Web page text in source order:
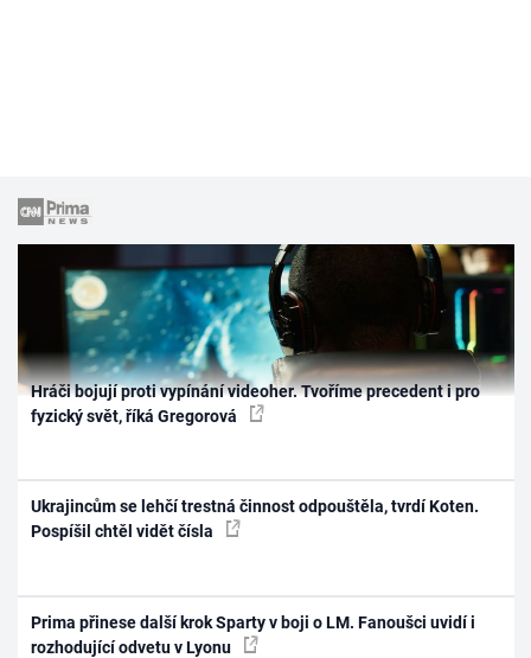
Hráči bojují proti vypínání videoher. Tvoříme precedent i pro
fyzický svět, říká Gregorová
Ukrajincům se lehčí trestná činnost odpouštěla, tvrdí Koten.
Pospíšil chtěl vidět čísla
Prima přinese další krok Sparty v boji o LM. Fanoušci uvidí i
rozhodující odvetu v Lyonu